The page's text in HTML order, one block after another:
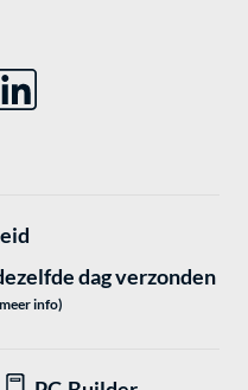
dag verzonden
info)